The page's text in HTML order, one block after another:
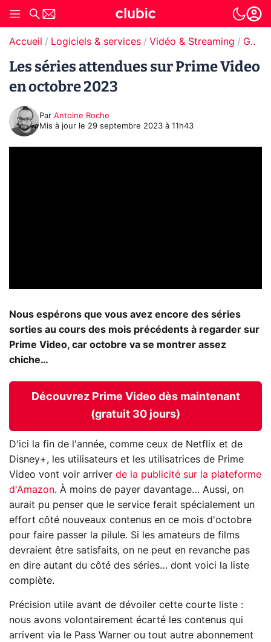
Accueil Logiciels & services Vidéo & Streaming Guides Vidéo & Streaming
Les séries attendues sur Prime Video
en octobre 2023
Par Antoine Roche
Mis à jour le 29 septembre 2023 à 11h43
Nous espérons que vous avez encore des séries
sorties au cours des mois précédents à regarder sur
Prime Video, car octobre va se montrer assez
chiche…
Découvrez Prime Video dès maintenant
(gratuit 30 jours)
D'ici la fin de l'année, comme ceux de Netflix et de
Disney+, les utilisateurs et les utilisatrices de Prime
Video vont voir arriver de la publicité sur la plateforme
d'Amazon. À moins de payer davantage… Aussi, on
aurait pu penser que le service ferait spécialement un
effort côté nouveaux contenus en ce mois d'octobre
pour faire passer la pilule. Si les amateurs de films
devraient être satisfaits, on ne peut en revanche pas
en dire autant du côté des séries… dont voici la liste
complète.
Précision utile avant de dévoiler cette courte liste :
nous avons volontairement écarté les contenus qui
arrivent via le Pass Warner ou tout autre abonnement